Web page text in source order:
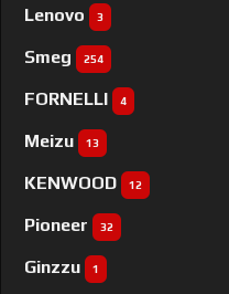
Lenovo 3
Smeg 254
FORNELLI 4
Meizu 13
KENWOOD 12
Pioneer 32
Ginzzu 1